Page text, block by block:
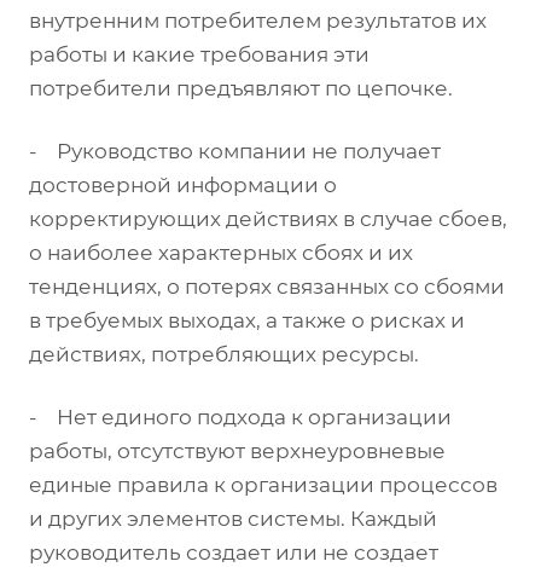
внутренним потребителем результатов их
работы и какие требования эти
потребители предъявляют по цепочке.
- Руководство компании не получает
достоверной информации о
корректирующих действиях в случае сбоев,
о наиболее характерных сбоях и их
тенденциях, о потерях связанных со сбоями
в требуемых выходах, а также о рисках и
действиях, потребляющих ресурсы.
- Нет единого подхода к организации
работы, отсутствуют верхнеуровневые
единые правила к организации процессов
и других элементов системы. Каждый
руководитель создает или не создает